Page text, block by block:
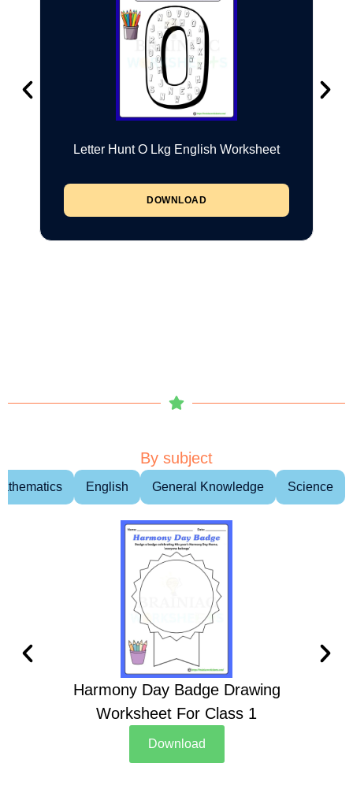
Letter Hunt O Lkg English Worksheet
DOWNLOAD
By subject
English General Knowledge Science
Harmony Day Badge Drawing
Worksheet For Class 1
Download